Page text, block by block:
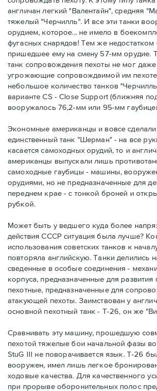
англичан легкий "Валентайн", средняя
тяжелый "Черчилль". И все эти танки
орудием, которое... не имело в
фугасных снарядов! Тем же недостатком
пришедшее ему на смену 57-мм орудие.
танк сопровождения пехоты не мог даже
угрожающие сопровождаимой им
небольшое количество танков
варианте CS - Close Support (ближняя
вооружалось 76,2-мм или 95-мм
Экономные американцы и вовсе сделали
единственный танк "Шерман" - на все
касается самоходных орудий, то и
американцы выпускали лишь
самоходные гаубицы - машины,
орудиями, но не предназначенные для
переднем крае - с тонкой броней и
рубкой.
Может быть у ведшего куда более
действия СССР ситуация была лучше?
использования советских танков к
повторяла английскую. Танки делились
сведенные в особые соединения -
корпуса, предназначенные для
пехотные, предназначенные для
атакующей пехоты. Заимствован у
основной пехотный танк - Т-26, он же
Сравнивать эту машину, прошедшую
пехотой тяжелые бои начальной фазы
StuG III не поворачивается язык. Т-26
вооружен, имел лишь легкое
ходовые качества. Для качественного
при прорыве оборонительных полос